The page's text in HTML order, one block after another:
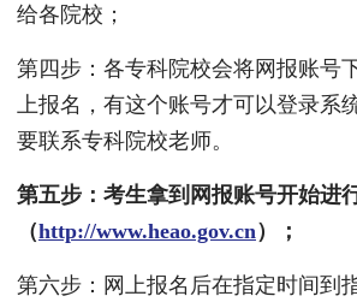
给各院校；
第四步：各专科院校会将网报账号
上报名，有这个账号才可以登录系
要联系专科院校老师。
第五步：考生拿到网报账号开始进
（http://www.heao.gov.cn）；
第六步：网上报名后在指定时间到